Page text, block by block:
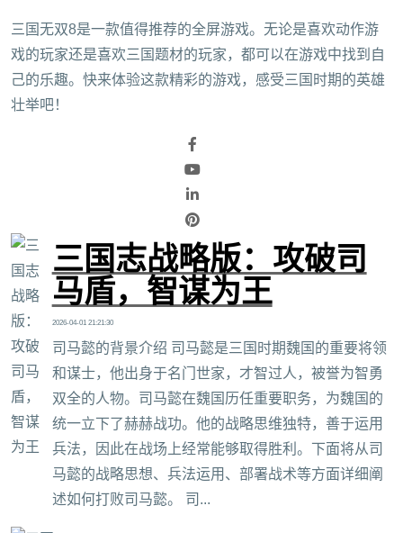
三国无双8是一款值得推荐的全屏游戏。无论是喜欢动作游
戏的玩家还是喜欢三国题材的玩家，都可以在游戏中找到自
己的乐趣。快来体验这款精彩的游戏，感受三国时期的英雄
壮举吧！
三国志战略版：攻破司
马盾，智谋为王
2026-04-01 21:21:30
司马懿的背景介绍 司马懿是三国时期魏国的重要将领
和谋士，他出身于名门世家，才智过人，被誉为智勇
双全的人物。司马懿在魏国历任重要职务，为魏国的
统一立下了赫赫战功。他的战略思维独特，善于运用
兵法，因此在战场上经常能够取得胜利。下面将从司
马懿的战略思想、兵法运用、部署战术等方面详细阐
述如何打败司马懿。 司...